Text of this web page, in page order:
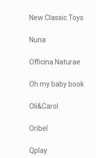
New Classic Toys
Nuna
Officina Naturae
Oh my baby book
Oli&Carol
Oribel
Qplay